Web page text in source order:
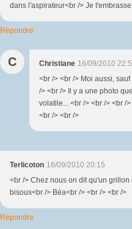
dans l'aspirateur<br /> Je
Répondre
C Christiane 16/09/2010
<br /> <br /> Moi aussi,
/> <br /> Il y a une photo
volatile... <br /> <br /> <br /
<br /> <br />
Terlicoton 16/09/2010 20:15
<br /> Chez nous on dit qu'un
bisous<br /> Béa<br /> <br /> <br />
Répondre